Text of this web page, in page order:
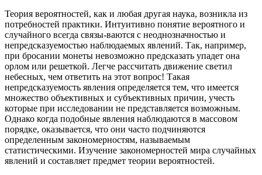
Теория вероятностей, как и любая другая наука, возникла из
потребностей практики. Интуитивно понятие вероятного и
случайного всегда связы-ваются с неоднозначностью и
непредсказуемостью наблюдаемых явлений. Так, например,
при бросании монеты невозможно предсказать упадет она
орлом или решеткой. Легче рассчитать движение светил
небесных, чем ответить на этот вопрос! Такая
непредсказуемость явления определяется тем, что имеется
множество объективных и субъективных причин, учесть
которые при исследовании не представляется возможным.
Однако когда подобные явления наблюдаются в массовом
порядке, оказывается, что они часто подчиняются
определенным закономерностям, называемым
статистическими. Изучение закономерностей мира случайных
явлений и составляет предмет теории вероятностей.